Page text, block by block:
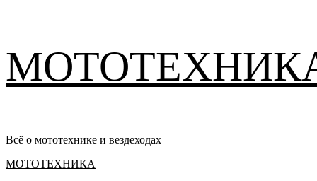
содержимому
Всё о мототехнике и вездеходах
Основное
МОТОТЕХНИКА